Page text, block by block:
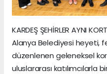
KARDEŞ ŞEHİRLER AYNI
Alanya Belediyesi heyeti,
düzenlenen geleneksel
uluslararası katılımcılarla